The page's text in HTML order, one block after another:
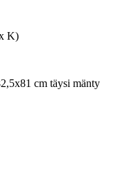
K)
cm täysi mänty